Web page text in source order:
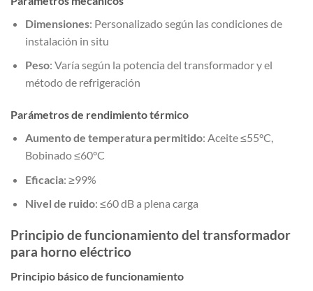
Dimensiones: Personalizado según las condiciones de
instalación in situ
Peso: Varía según la potencia del transformador y el
método de refrigeración
Parámetros de rendimiento térmico
Aumento de temperatura permitido: Aceite ≤55°C,
Bobinado ≤60°C
Eficacia: ≥99%
Nivel de ruido: ≤60 dB a plena carga
Principio de funcionamiento del transformador
para horno eléctrico
Principio básico de funcionamiento